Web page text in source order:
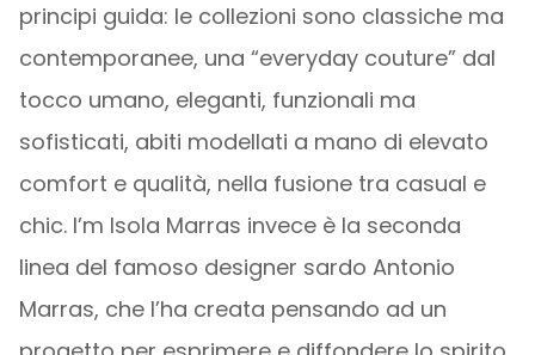
principi guida: le collezioni sono classiche ma
contemporanee, una “everyday couture” dal
tocco umano, eleganti, funzionali ma
sofisticati, abiti modellati a mano di elevato
comfort e qualità, nella fusione tra casual e
chic. I’m Isola Marras invece è la seconda
linea del famoso designer sardo Antonio
Marras, che l’ha creata pensando ad un